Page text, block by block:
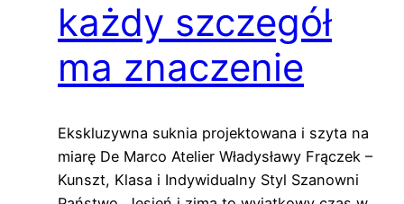
każdy szczegół
ma znaczenie
Ekskluzywna suknia projektowana i szyta na
miarę De Marco Atelier Władysławy Frączek –
Kunszt, Klasa i Indywidualny Styl Szanowni